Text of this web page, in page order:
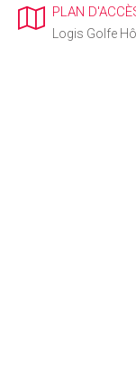
PLAN
Logis Golfe